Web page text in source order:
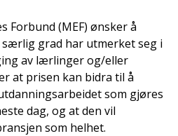
Forbund (MEF) ønsker å
grad har utmerket seg i
av lærlinger og/eller
at prisen kan bidra til å
som gjøres
dag, og at den vil
som helhet.